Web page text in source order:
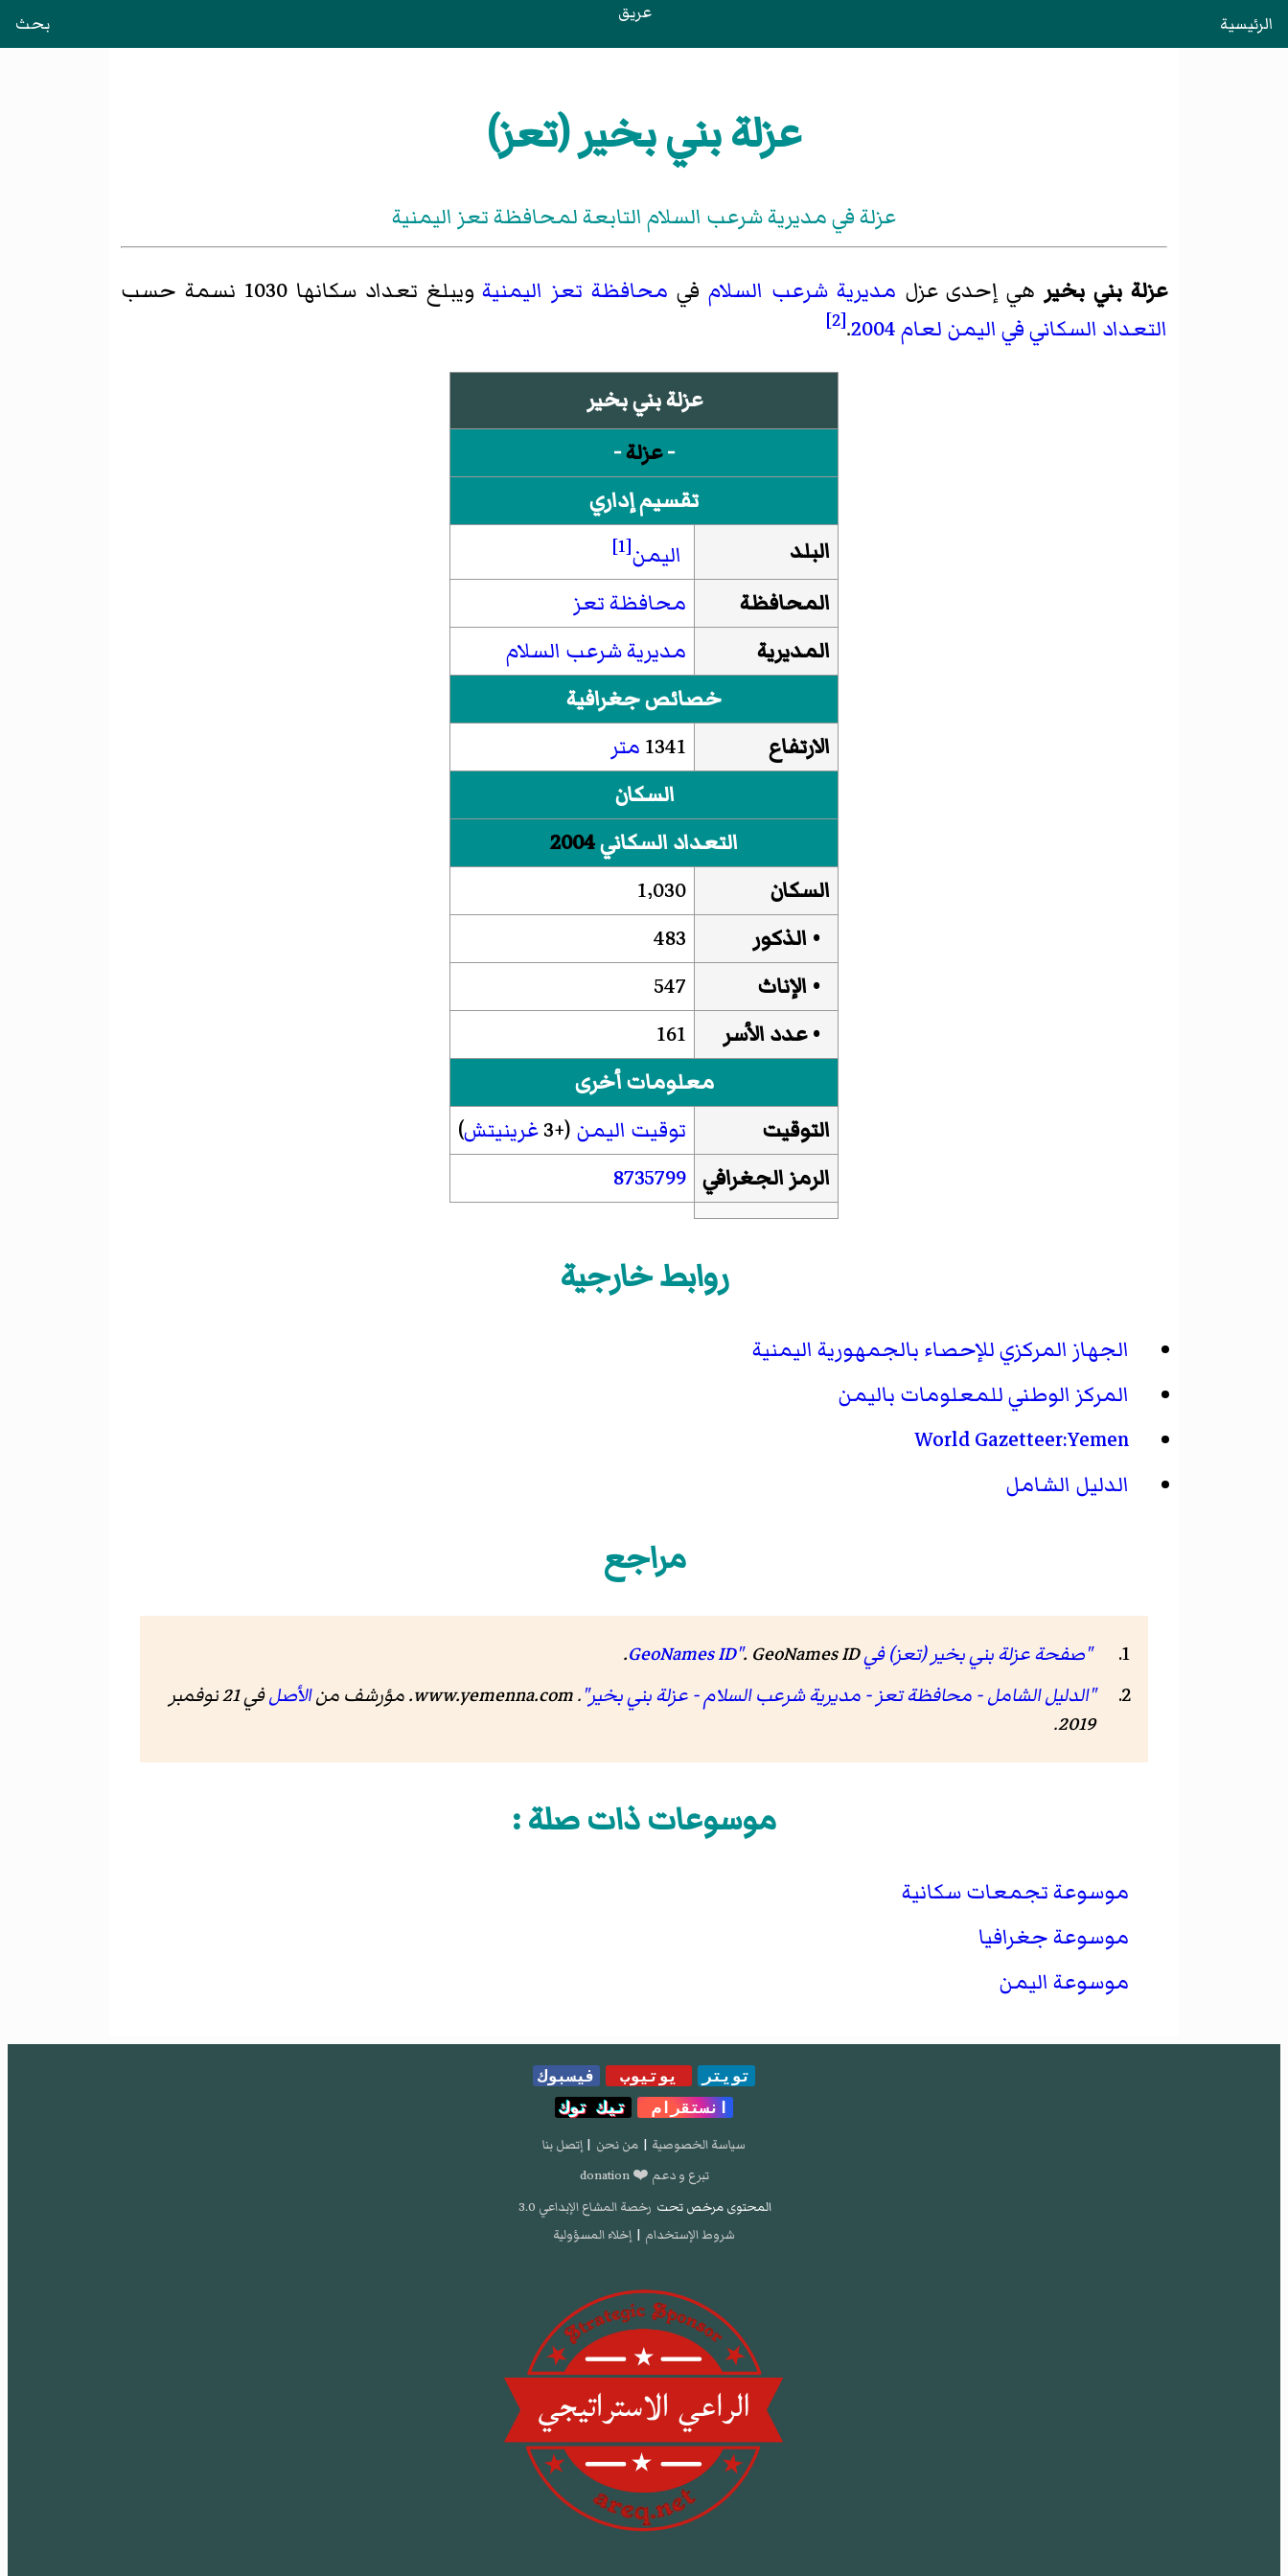
الرئيسية عريق بحث
عزلة بني بخير (تعز)
عزلة في مديرية شرعب السلام التابعة لمحافظة تعز اليمنية
عزلة بني بخير هي إحدى عزل مديرية شرعب السلام في محافظة تعز اليمنيةويبلغ تعداد سكانها 1030 نسمة حسب
التعداد السكاني في اليمن لعام 2004
.
[2]
عزلة بني بخير
-عزلة-
تقسيم إداري
البلد
اليمن[1]
المحافظة
محافظة تعز
المديرية
مديرية شرعب السلام
خصائص جغرافية
الارتفاع
1341 متر
السكان
التعداد السكاني2004
السكان
1٬030
• الذكور
483
• الإناث
547
• عدد الأسر
161
معلومات أخرى
التوقيت
توقيت اليمن (+3 غرينيتش)
الرمز الجغرافي 8735799
روابط خارجية
الجهاز المركزي للإحصاء بالجمهورية اليمنية
المركز الوطني للمعلومات باليمن
World Gazetteer:Yemen
الدليل الشامل
مراجع
"صفحة عزلة بني بخير (تعز) في GeoNames ID" . GeoNames ID
.
"الدليل الشامل - محافظة تعز - مديرية شرعب السلام - عزلة بني بخير".
www.yemenna.com. مؤرشف منالأصل
في 21 نوفمبر
2019
.
موسوعات ذات صلة :
موسوعة تجمعات سكانية
موسوعة جغرافيا
موسوعة اليمن
تويتر يوتيوب
فيسبوك
انستقرام
تيك توك
سياسة الخصوصية | من نحن | إتصل بنا
تبرع و دعم ❤️ donation
المحتوى مرخص تحت رخصة المشاع الإبداعي 3.0
شروط الإستخدام | إخلاء المسؤولية